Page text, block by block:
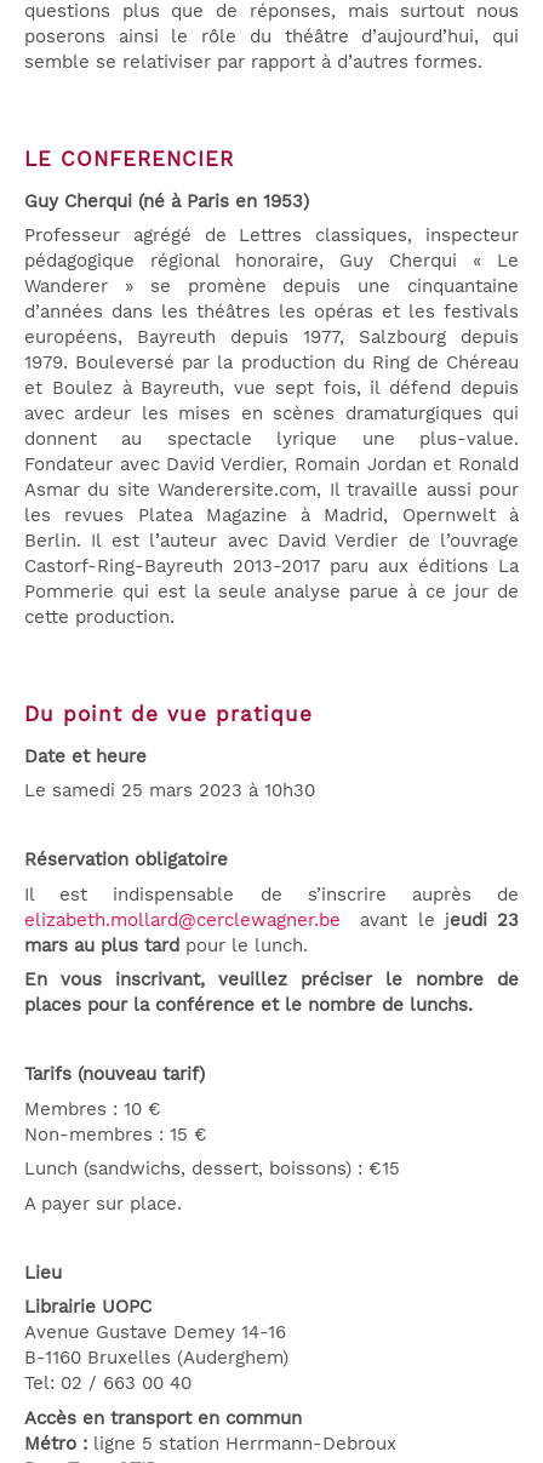
questions plus que de réponses, mais surtout nous
poserons ainsi le rôle du théâtre d’aujourd’hui, qui
semble se relativiser par rapport à d’autres formes.
LE CONFERENCIER
Guy Cherqui (né à Paris en 1953)
Professeur agrégé de Lettres classiques, inspecteur
pédagogique régional honoraire, Guy Cherqui « Le
Wanderer » se promène depuis une cinquantaine
d’années dans les théâtres les opéras et les festivals
européens, Bayreuth depuis 1977, Salzbourg depuis
1979. Bouleversé par la production du Ring de Chéreau
et Boulez à Bayreuth, vue sept fois, il défend depuis
avec ardeur les mises en scènes dramaturgiques qui
donnent au spectacle lyrique une plus-value.
Fondateur avec David Verdier, Romain Jordan et Ronald
Asmar du site Wanderersite.com, Il travaille aussi pour
les revues Platea Magazine à Madrid, Opernwelt à
Berlin. Il est l’auteur avec David Verdier de l’ouvrage
Castorf-Ring-Bayreuth 2013-2017 paru aux éditions La
Pommerie qui est la seule analyse parue à ce jour de
cette production.
Du point de vue pratique
Date et heure
Le samedi 25 mars 2023 à 10h30
Réservation obligatoire
Il est indispensable de s’inscrire auprès de
elizabeth.mollard@cerclewagner.be avant le jeudi 23
mars au plus tard pour le lunch.
En vous inscrivant, veuillez préciser le nombre de
places pour la conférence et le nombre de lunchs.
Tarifs (nouveau tarif)
Membres : 10 €
Non-membres : 15 €
Lunch (sandwichs, dessert, boissons) : €15
A payer sur place.
Lieu
Librairie UOPC
Avenue Gustave Demey 14-16
B-1160 Bruxelles (Auderghem)
Tel: 02 / 663 00 40
Accès en transport en commun
Métro : ligne 5 station Herrmann-Debroux